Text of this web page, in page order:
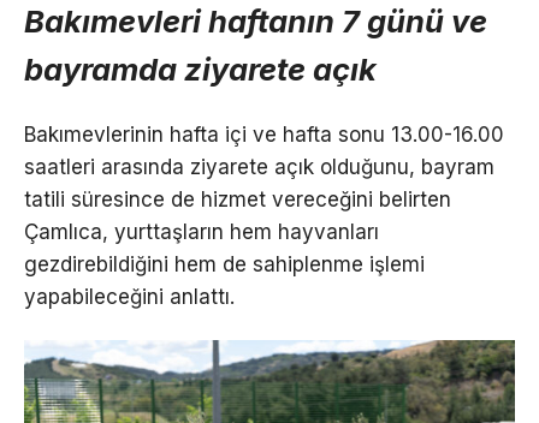
Bakımevleri haftanın 7 günü ve
bayramda ziyarete açık
Bakımevlerinin hafta içi ve hafta sonu 13.00-16.00
saatleri arasında ziyarete açık olduğunu, bayram
tatili süresince de hizmet vereceğini belirten
Çamlıca, yurttaşların hem hayvanları
gezdirebildiğini hem de sahiplenme işlemi
yapabileceğini anlattı.